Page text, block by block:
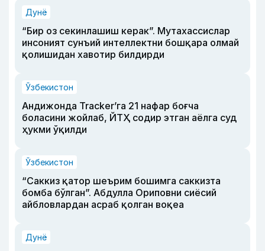
Дунё
“Бир оз секинлашиш керак”. Мутахассислар
инсоният сунъий интеллектни бошқара олмай
қолишидан хавотир билдирди
Ўзбекистон
Андижонда Tracker’га 21 нафар боғча
боласини жойлаб, ЙТҲ содир этган аёлга суд
ҳукми ўқилди
Ўзбекистон
“Саккиз қатор шеърим бошимга саккизта
бомба бўлган”. Абдулла Ориповни сиёсий
айбловлардан асраб қолган воқеа
Дунё